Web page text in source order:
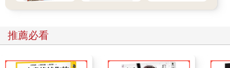
瑞鎮、黃阿靜、許金換等諸多耆老船長也都提供熱心的協助。赤
當然，本書的順利完成出版，還是要感謝所有參與並協助我們海
委會「咬山辦與罾位輪值」計畫的成員。除了我和謝仕淵老師
的通力合作，是計畫工作與專書撰寫編輯出版能夠按部就班完成
推薦必看